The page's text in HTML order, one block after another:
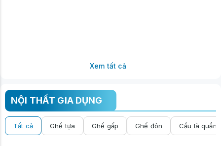
Xem tất cả
NỘI THẤT GIA DỤNG
Tất cả Ghế tựa Ghế gấp Ghế đôn Cầu là quần